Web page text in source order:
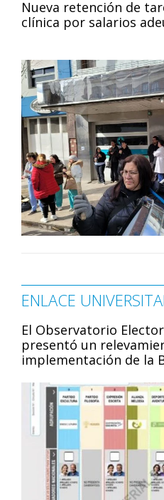
Nueva retención de
clínica por salarios
ENLACE
El Observatorio
presentó un
implementación de la